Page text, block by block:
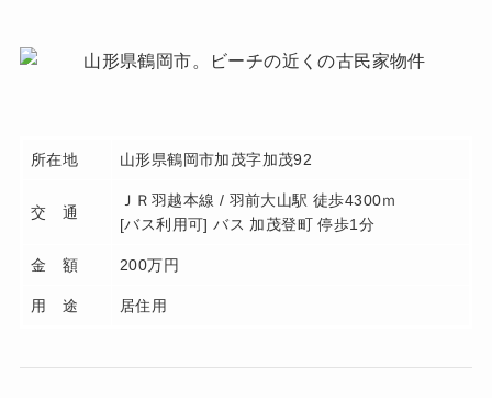
所在地 山形県鶴岡市加茂字加茂92
交 通
ＪＲ羽越本線 / 羽前大山駅 徒歩4300ｍ
[バス利用可] バス 加茂登町 停歩1分
金 額 200万円
用 途 居住用